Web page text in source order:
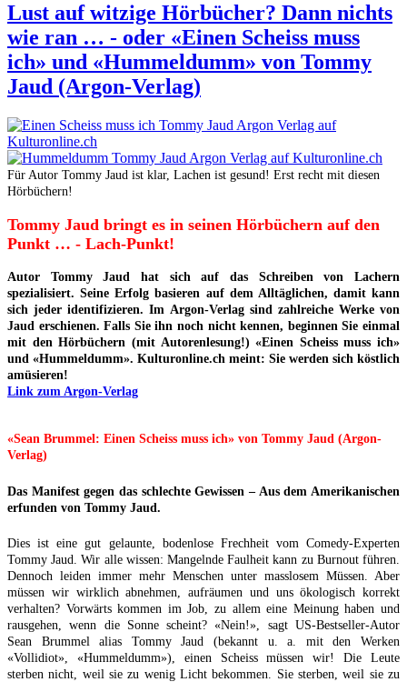
Lust auf witzige Hörbücher? Dann nichts
wie ran … - oder «Einen Scheiss muss
ich» und «Hummeldumm» von Tommy
Jaud (Argon-Verlag)
Für Autor Tommy Jaud ist klar, Lachen ist gesund! Erst recht mit diesen
Hörbüchern!
Tommy Jaud bringt es in seinen Hörbüchern auf den
Punkt … - Lach-Punkt!
Autor Tommy Jaud hat sich auf das Schreiben von Lachern
spezialisiert. Seine Erfolg basieren auf dem Alltäglichen, damit kann
sich jeder identifizieren. Im Argon-Verlag sind zahlreiche Werke von
Jaud erschienen. Falls Sie ihn noch nicht kennen, beginnen Sie einmal
mit den Hörbüchern (mit Autorenlesung!) «Einen Scheiss muss ich»
und «Hummeldumm». Kulturonline.ch meint: Sie werden sich köstlich
amüsieren!
Link zum Argon-Verlag
«Sean Brummel: Einen Scheiss muss ich» von Tommy Jaud (Argon-
Verlag)
Das Manifest gegen das schlechte Gewissen – Aus dem Amerikanischen
erfunden von Tommy Jaud.
Dies ist eine gut gelaunte, bodenlose Frechheit vom Comedy-Experten
Tommy Jaud. Wir alle wissen: Mangelnde Faulheit kann zu Burnout führen.
Dennoch leiden immer mehr Menschen unter masslosem Müssen. Aber
müssen wir wirklich abnehmen, aufräumen und uns ökologisch korrekt
verhalten? Vorwärts kommen im Job, zu allem eine Meinung haben und
rausgehen, wenn die Sonne scheint? «Nein!», sagt US-Bestseller-Autor
Sean Brummel alias Tommy Jaud (bekannt u. a. mit den Werken
«Vollidiot», «Hummeldumm»), einen Scheiss müssen wir! Die Leute
sterben nicht, weil sie zu wenig Licht bekommen. Sie sterben, weil sie zu